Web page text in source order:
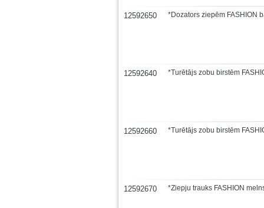
12592650 *Dozators ziepēm FASHION
12592640 *Turētājs zobu birstēm
12592660 *Turētājs zobu birstēm
12592670 *Ziepju trauks FASHION